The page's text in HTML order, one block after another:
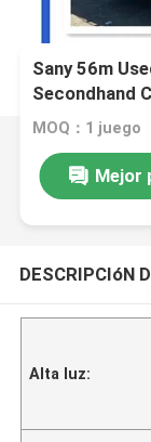
Sany 56m
Secondhand
MOQ：1 juego
Mejor
DESCRIPCIóN
Alta luz: